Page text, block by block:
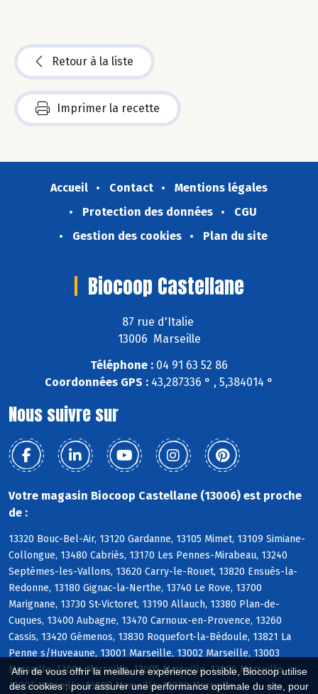
Afin de vous offrir la meilleure expérience possible, Biocoop utilise
des cookies : pour assurer une performance optimale du site, pour
Retour à la liste
Imprimer la recette
Accueil Contact
Mentions légales
Protection des données
CGU
Gestion des cookies
Plan du site
Biocoop Castellane
87 rue d'Italie
13006 Marseille
Téléphone : 04 91 63 52 86
Coordonnées GPS : 43,287336 ° , 5,384014 °
Nous suivre sur
Votre magasin Biocoop Castellane (13006) est proche
de :
13320 Bouc-Bel-Air, 13120 Gardanne, 13105 Mimet, 13109 Simiane-
Collongue, 13480 Cabriès, 13170 Les Pennes-Mirabeau, 13240
Septèmes-les-Vallons, 13620 Carry-le-Rouet, 13820 Ensuès-la-
Redonne, 13180 Gignac-la-Nerthe, 13740 Le Rove, 13700
Marignane, 13730 St-Victoret, 13190 Allauch, 13380 Plan-de-
Cuques, 13400 Aubagne, 13470 Carnoux-en-Provence, 13260
Cassis, 13420 Gémenos, 13830 Roquefort-la-Bédoule, 13821 La
Penne s/Huveaune, 13001 Marseille, 13002 Marseille, 13003
Marseille, 13004 Marseille, 13005 Marseille, 13006 Marseille,
13007 Marseille, 13008 Marseille, 13009 Marseille